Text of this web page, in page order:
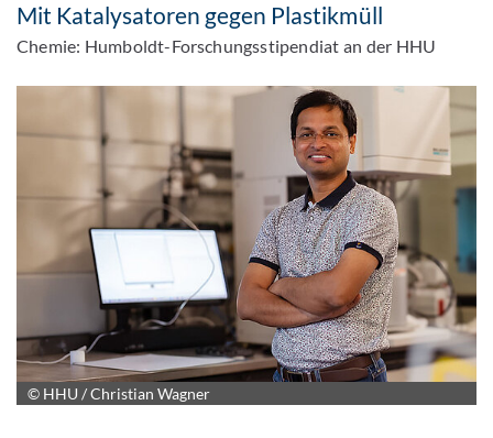
Mit Katalysatoren gegen Plastikmüll
Chemie: Humboldt-Forschungsstipendiat an der HHU
© HHU / Christian Wagner